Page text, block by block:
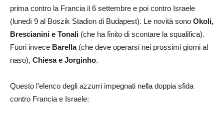
prima contro la Francia il 6 settembre e poi contro Israele
(lunedì 9 al Boszik Stadion di Budapest). Le novità sono Okoli,
Brescianini e Tonali (che ha finito di scontare la squalifica).
Fuori invece Barella(che deve operarsi nei prossimi giorni al
naso), Chiesa e Jorginho.
Questo l’elenco degli azzurri impegnati nella doppia sfida
contro Francia e Israele: